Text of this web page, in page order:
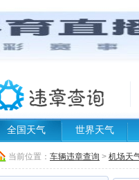
全国天气 世界天气
当前位置： 车辆违章查询 > 机场天